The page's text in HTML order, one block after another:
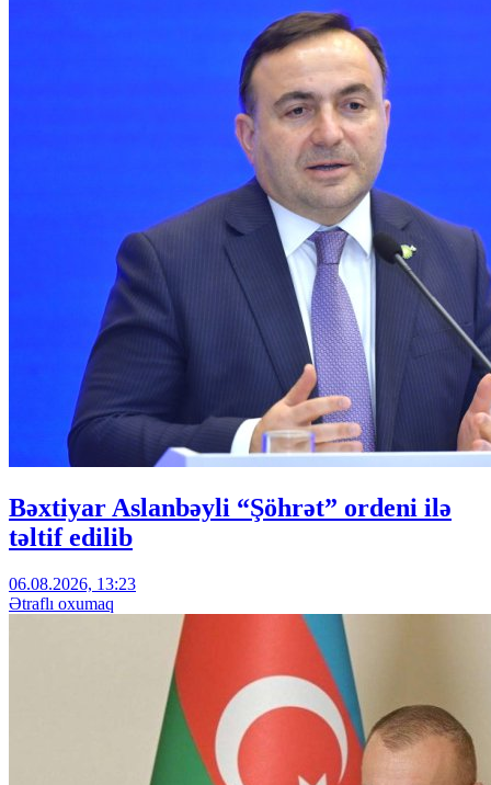
Bəxtiyar Aslanbəyli “Şöhrət” ordeni ilə
təltif edilib
06.08.2026, 13:23
Ətraflı oxumaq